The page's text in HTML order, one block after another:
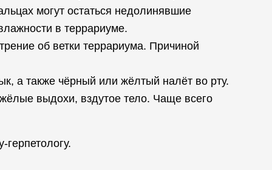
могут остаться недолинявшие
в террариуме.
об ветки террариума. Причиной
а также чёрный или жёлтый налёт во рту.
выдохи, вздутое тело. Чаще всего